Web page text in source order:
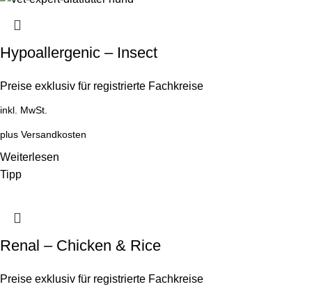
Hypoallergenic – Insect
Preise exklusiv für registrierte Fachkreise
inkl. MwSt.
plus Versandkosten
Weiterlesen
Tipp
Renal – Chicken & Rice
Preise exklusiv für registrierte Fachkreise